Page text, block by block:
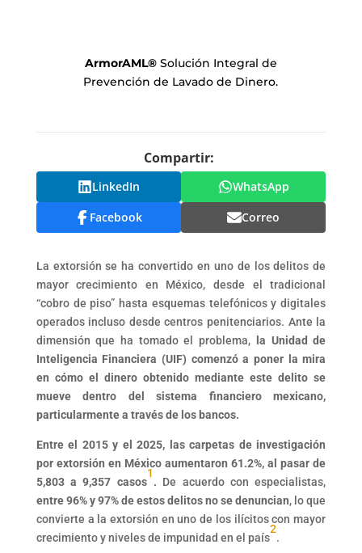
ArmorAML® Solución Integral de
Prevención de Lavado de Dinero.
Compartir:
LinkedIn
WhatsApp
Facebook
Correo
La extorsión se ha convertido en uno de los delitos de
mayor crecimiento en México, desde el tradicional
“cobro de piso” hasta esquemas telefónicos y digitales
operados incluso desde centros penitenciarios. Ante la
dimensión que ha tomado el problema,
la Unidad de
Inteligencia Financiera (UIF) comenzó a poner la mira
en cómo el dinero obtenido mediante este delito se
mueve dentro del sistema financiero mexicano,
particularmente a través de los bancos.
Entre el 2015 y el 2025, las carpetas de investigación
por extorsión en México aumentaron 61.2%, al pasar de
5,803 a 9,357 casos
1
. De acuerdo con especialistas,
entre 96% y 97% de estos delitos no se denuncian, lo que
convierte a la extorsión en uno de los ilícitos con mayor
crecimiento y niveles de impunidad en el país
2
.